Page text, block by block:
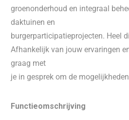
groenonderhoud en integraal
daktuinen en
burgerparticipatieprojecten. Heel
Afhankelijk van jouw ervaringen
graag met
je in gesprek om de
Functieomschrijving